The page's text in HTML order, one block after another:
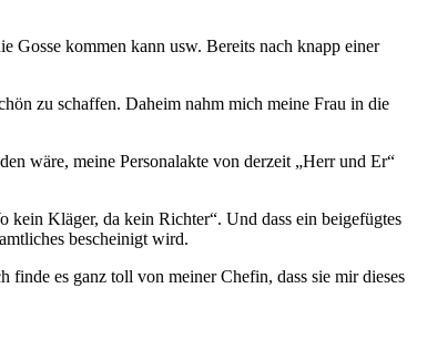
Gosse kommen kann usw. Bereits nach knapp einer
zu schaffen. Daheim nahm mich meine Frau in die
wäre, meine Personalakte von derzeit „Herr und Er“
kein Kläger, da kein Richter“. Und dass ein beigefügtes
bescheinigt wird.
es ganz toll von meiner Chefin, dass sie mir dieses